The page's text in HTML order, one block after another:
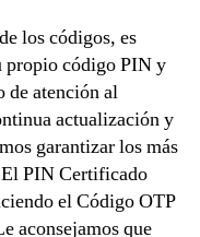
los códigos, es
propio código PIN y
de atención al
actualización y
garantizar los más
El PIN Certificado
el Código OTP
aconsejamos que